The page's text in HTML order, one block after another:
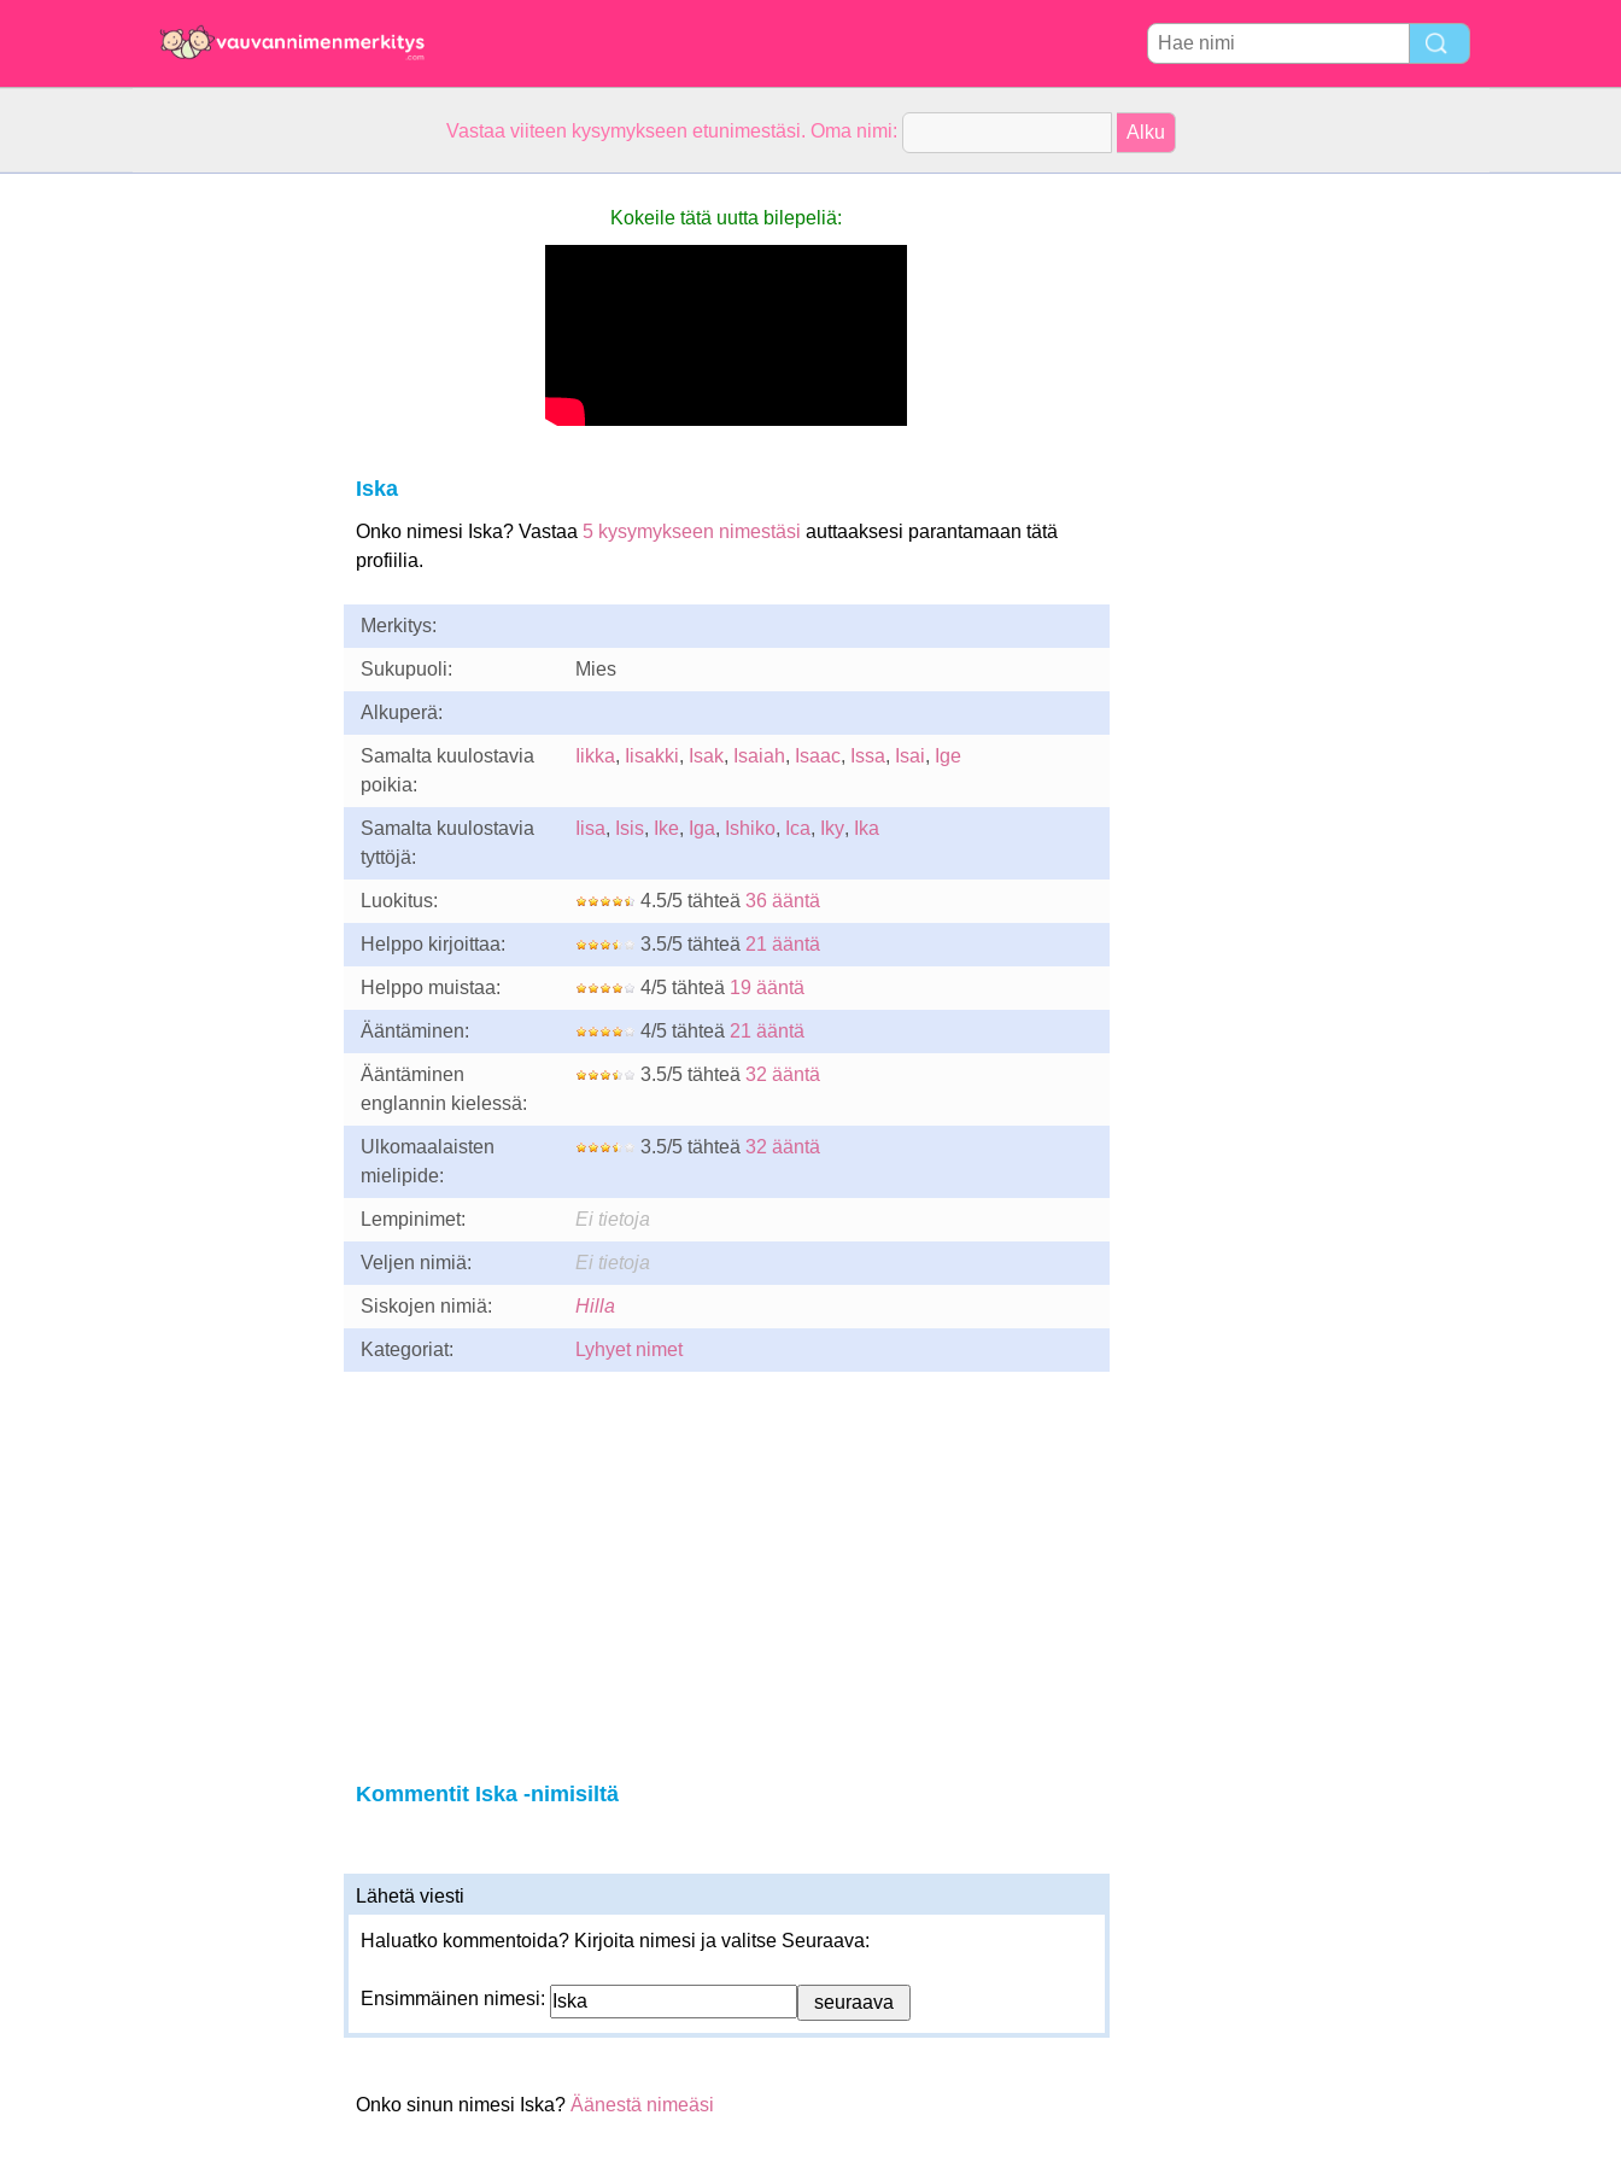
Vastaa viiteen kysymykseen etunimestäsi. Oma nimi:
Kokeile tätä uutta bilepeliä:
Iska
Onko nimesi Iska? Vastaa 5 kysymykseen nimestäsi auttaaksesi parantamaan tätä
profiilia.
Merkitys:
Sukupuoli: Mies
Alkuperä:
Samalta kuulostavia
poikia:
Iikka, Iisakki, Isak, Isaiah, Isaac, Issa, Isai, Ige
Samalta kuulostavia
tyttöjä:
Iisa, Isis, Ike, Iga, Ishiko, Ica, Iky, Ika
Luokitus: 4.5/5 tähteä 36 ääntä
Helppo kirjoittaa: 3.5/5 tähteä 21 ääntä
Helppo muistaa: 4/5 tähteä 19 ääntä
Ääntäminen: 4/5 tähteä 21 ääntä
Ääntäminen
englannin kielessä:
3.5/5 tähteä 32 ääntä
Ulkomaalaisten
mielipide:
3.5/5 tähteä 32 ääntä
Lempinimet: Ei tietoja
Veljen nimiä: Ei tietoja
Siskojen nimiä: Hilla
Kategoriat: Lyhyet nimet
Kommentit Iska -nimisiltä
Lähetä viesti
Haluatko kommentoida? Kirjoita nimesi ja valitse Seuraava:
Ensimmäinen nimesi:
Onko sinun nimesi Iska? Äänestä nimeäsi